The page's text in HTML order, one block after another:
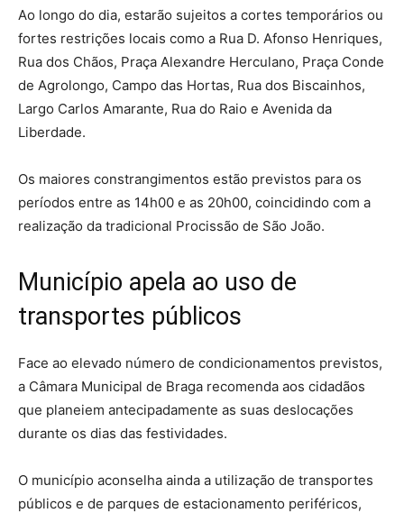
Ao longo do dia, estarão sujeitos a cortes temporários ou
fortes restrições locais como a Rua D. Afonso Henriques,
Rua dos Chãos, Praça Alexandre Herculano, Praça Conde
de Agrolongo, Campo das Hortas, Rua dos Biscainhos,
Largo Carlos Amarante, Rua do Raio e Avenida da
Liberdade.
Os maiores constrangimentos estão previstos para os
períodos entre as 14h00 e as 20h00, coincidindo com a
realização da tradicional Procissão de São João.
Município apela ao uso de
transportes públicos
Face ao elevado número de condicionamentos previstos,
a Câmara Municipal de Braga recomenda aos cidadãos
que planeiem antecipadamente as suas deslocações
durante os dias das festividades.
O município aconselha ainda a utilização de transportes
públicos e de parques de estacionamento periféricos,